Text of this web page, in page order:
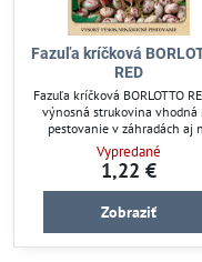
Fazuľa kríčková
RED
Fazuľa kríčková BORLOTTO
výnosná strukovina vhodná
pestovanie v záhradách aj
poliach. Odolné semená
zabezpečujú spoľahlivú úrodu
farebných fazulových
Ideálna pre záhradkárov,
hľadajú dekoratívnu a chutnú
Pestujte zdravé a bohaté
Vypredané
1,22 €
Zobraziť